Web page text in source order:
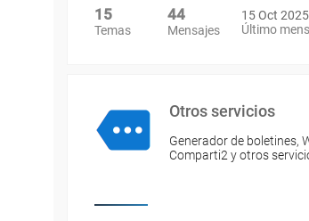
15
Temas
44
Mensajes
15 Oct
Último
Otros servicios
Generador de boletines,
Comparti2 y otros